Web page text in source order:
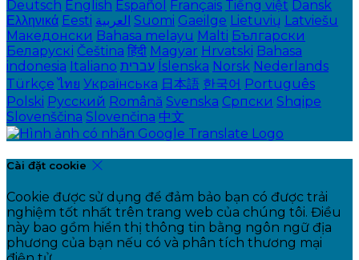
Deutsch English Español Français Tiếng việt Dansk
Ελληνικά Eesti العربية Suomi Gaeilge Lietuvių Latviešu
Македонски Bahasa melayu Malti Български
Беларускі Čeština हिंदी Magyar Hrvatski Bahasa
indonesia Italiano עברית Íslenska Norsk Nederlands
Türkçe ไทย Українська 日本語 한국어 Português
Polski Русский Română Svenska Српски Shqipe
Slovenščina Slovenčina 中文
Cài đặt cookie
Cookie được sử dụng để đảm bảo bạn có được trải
nghiệm tốt nhất trên trang web của chúng tôi. Điều
này bao gồm hiển thị thông tin bằng ngôn ngữ địa
phương của bạn nếu có và phân tích thương mại